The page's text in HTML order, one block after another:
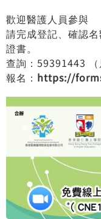
歡迎醫護人員參與
請完成登記、確認
證書。
查詢：59391443 （
報名： https://